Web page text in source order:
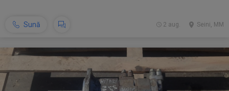
Sună Seini, MM
2 aug.